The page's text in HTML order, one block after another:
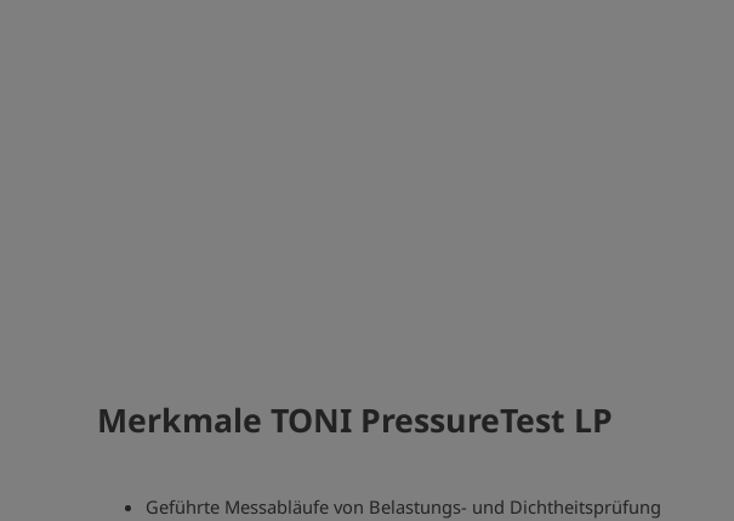
Merkmale TONI PressureTest LP
Geführte Messabläufe von Belastungs- und Dichtheitsprüfung